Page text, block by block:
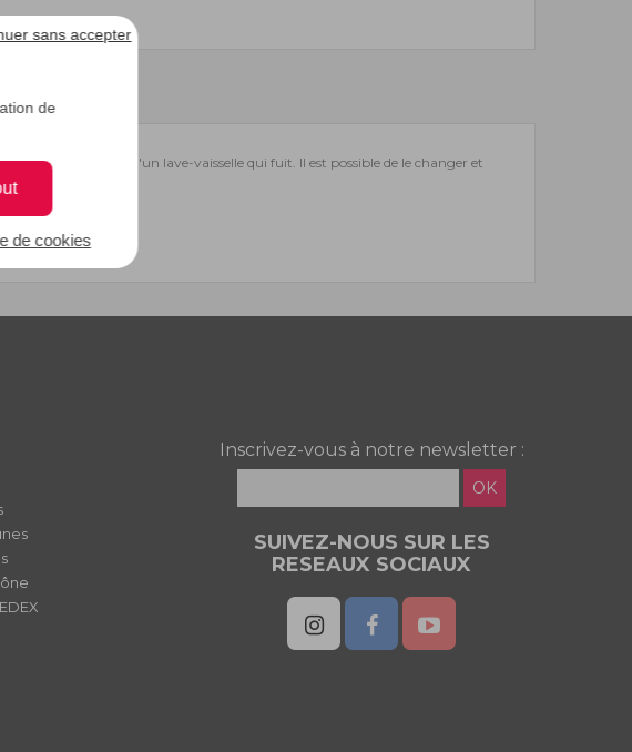
de
sans accepter
de cookies
être la cause d'un lave-vaisselle qui fuit. Il est possible de le changer et
Inscrivez-vous à notre newsletter :
OK
SUIVEZ-NOUS SUR LES
RESEAUX SOCIAUX